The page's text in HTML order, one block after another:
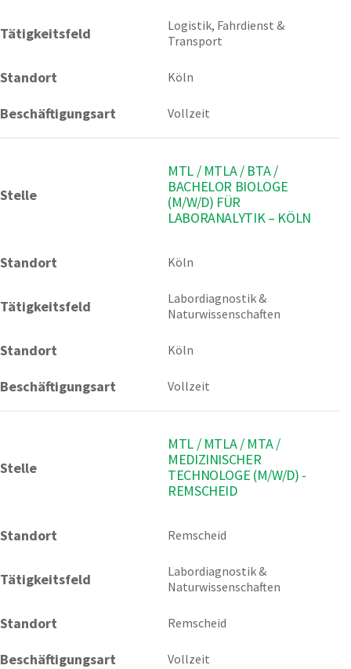
Tätigkeitsfeld
Logistik, Fahrdienst &
Transport
Standort Köln
Beschäftigungsart Vollzeit
Stelle
MTL / MTLA / BTA /
BACHELOR BIOLOGE
(M/W/D) FÜR
LABORANALYTIK – KÖLN
Standort Köln
Tätigkeitsfeld
Labordiagnostik &
Naturwissenschaften
Standort Köln
Beschäftigungsart Vollzeit
Stelle
MTL / MTLA / MTA /
MEDIZINISCHER
TECHNOLOGE (M/W/D) -
REMSCHEID
Standort Remscheid
Tätigkeitsfeld
Labordiagnostik &
Naturwissenschaften
Standort Remscheid
Beschäftigungsart Vollzeit